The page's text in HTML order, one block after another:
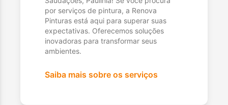
por serviços de pintura, a Renova
Pinturas está aqui para superar suas
expectativas. Oferecemos soluções
inovadoras para transformar seus
ambientes.
Saiba mais sobre os serviços